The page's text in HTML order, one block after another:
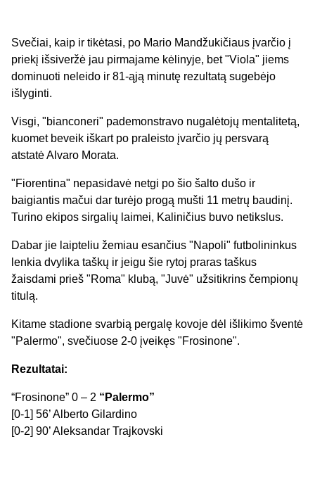
Svečiai, kaip ir tikėtasi, po Mario Mandžukičiaus įvarčio į
priekį išsiveržė jau pirmajame kėlinyje, bet "Viola" jiems
dominuoti neleido ir 81-ąją minutę rezultatą sugebėjo
išlyginti.
Visgi, "bianconeri" pademonstravo nugalėtojų mentalitetą,
kuomet beveik iškart po praleisto įvarčio jų persvarą
atstatė Alvaro Morata.
"Fiorentina" nepasidavė netgi po šio šalto dušo ir
baigiantis mačui dar turėjo progą mušti 11 metrų baudinį.
Turino ekipos sirgalių laimei, Kaliničius buvo netikslus.
Dabar jie laipteliu žemiau esančius "Napoli" futbolininkus
lenkia dvylika taškų ir jeigu šie rytoj praras taškus
žaisdami prieš "Roma" klubą, "Juvė" užsitikrins čempionų
titulą.
Kitame stadione svarbią pergalę kovoje dėl išlikimo šventė
"Palermo", svečiuose 2-0 įveikęs "Frosinone".
Rezultatai:
“Frosinone” 0 – 2 “Palermo”
[0-1] 56’ Alberto Gilardino
[0-2] 90’ Aleksandar Trajkovski